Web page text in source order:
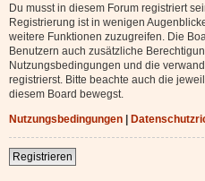
Du musst in diesem Forum registriert
Registrierung ist in wenigen
weitere Funktionen zuzugreifen. Die
Benutzern auch zusätzliche
Nutzungsbedingungen und die
registrierst. Bitte beachte auch die
diesem Board bewegst.
Nutzungsbedingungen |
Registrieren